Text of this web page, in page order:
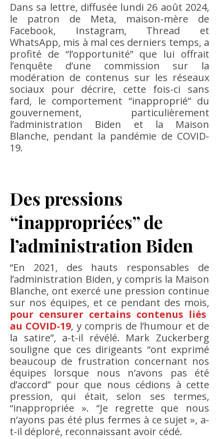
Dans sa lettre, diffusée lundi 26 août 2024,
le patron de Meta, maison-mère de
Facebook, Instagram, Thread et
WhatsApp, mis à mal ces derniers temps, a
profité de “l’opportunité” que lui offrait
l’enquête d’une commission sur la
modération de contenus sur les réseaux
sociaux pour décrire, cette fois-ci sans
fard, le comportement “inapproprié” du
gouvernement, particulièrement
l’administration Biden et la Maison
Blanche, pendant la pandémie de COVID-
19.
Des pressions
“inappropriées” de
l’administration Biden
“En 2021, des hauts responsables de
l’administration Biden, y compris la Maison
Blanche, ont exercé une pression continue
sur nos équipes, et ce pendant des mois,
pour censurer certains contenus liés
au COVID-19, y compris de l’humour et de
la satire”, a-t-il révélé. Mark Zuckerberg
souligne que ces dirigeants “ont exprimé
beaucoup de frustration concernant nos
équipes lorsque nous n’avons pas été
d’accord” pour que nous cédions à cette
pression, qui était, selon ses termes,
“inappropriée ». “Je regrette que nous
n’ayons pas été plus fermes à ce sujet », a-
t-il déploré, reconnaissant avoir cédé.